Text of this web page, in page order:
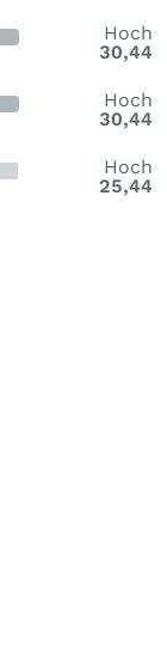
Hoch
30,44
Hoch
30,44
Hoch
25,44